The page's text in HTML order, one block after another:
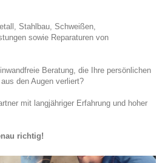
Stahlbau, Schweißen,
sowie Reparaturen von
Beratung, die Ihre persönlichen
den Augen verliert?
mit langjähriger Erfahrung und hoher
richtig!